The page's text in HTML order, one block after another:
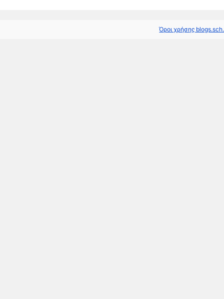
Όροι χρήσης